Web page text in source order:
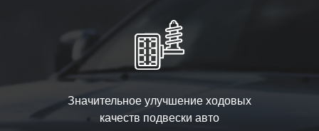
Значительное улучшение ходовых
качеств подвески авто